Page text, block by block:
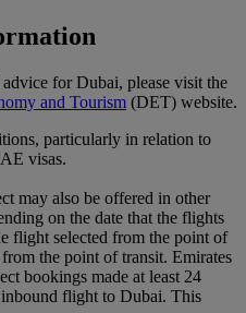
for Dubai, please visit the
and Tourism (DET) website.
particularly in relation to
visas.
may also be offered in other
on the date that the flights
flight selected from the point of
the point of transit. Emirates
bookings made at least 24
flight to Dubai. This